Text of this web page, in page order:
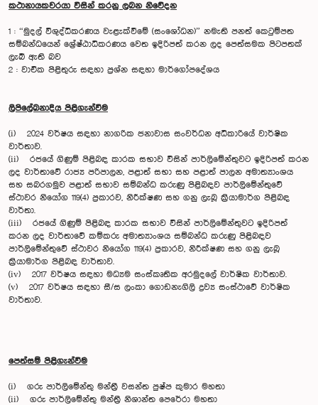
කථානායකවරයා විසින් කරනු ලබන නිවේදන
1 : “මුදල් විශුද්ධිකරණය වැළැක්වීමේ (සංශෝධන)” නමැති පනත් කෙටුම්පත
සම්බන්ධයෙන් ශ්‍රේෂ්ඨාධිකරණය වෙත ඉදිරිපත් කරන ලද පෙත්සමක පිටපතක්
ලැබී ඇති බව
2 : වාචික පිළිතුරු සඳහා ප්‍රශ්න සඳහා මාර්ගෝපදේශය
ලිපිලේඛනාදිය පිළිගැන්වීම
(i) 2024 වර්ෂය සඳහා නාගරික ජනාවාස සංවර්ධන අධිකාරියේ වාර්ෂික
වාර්තාව.
(ii) රජයේ ගිණුම් පිළිබඳ කාරක සභාව විසින් පාර්ලිමේන්තුවට ඉදිරිපත් කරන
ලද වාර්තාවේ රාජ්‍ය පරිපාලන, පළාත් සභා සහ පළාත් පාලන අමාත්‍යාංශය
සහ සබරගමුව පළාත් සභාව සම්බන්ධ කරුණු පිළිබඳව පාර්ලිමේන්තුවේ
ස්ථාවර නියෝග 119(4) ප්‍රකාරව, නිරීක්ෂණ සහ ගනු ලැබූ ක්‍රියාමාර්ග පිළිබඳ
වාර්තා.
(iii) රජයේ ගිණුම් පිළිබඳ කාරක සභාව විසින් පාර්ලිමේන්තුවට ඉදිරිපත්
කරන ලද වාර්තාවේ කම්කරු අමාත්‍යාංශය සම්බන්ධ කරුණු පිළිබඳව
පාර්ලිමේන්තුවේ ස්ථාවර නියෝග 119(4) ප්‍රකාරව, නිරීක්ෂණ සහ ගනු ලැබූ
ක්‍රියාමාර්ග පිළිබඳ වාර්තාව.
(iv) 2017 වර්ෂය සඳහා මධ්‍යම සංස්කෘතික අරමුදලේ වාර්ෂික වාර්තාව.
(v) 2017 වර්ෂය සඳහා සී/ස ලංකා ගොඩනැගිලි ද්‍රව්‍ය සංස්ථාවේ වාර්ෂික
වාර්තාව.
පෙත්සම් පිළිගැන්වීම
(i) ගරු පාර්ලිමේන්තු මන්ත්‍රී වසන්ත පුෂ්ප කුමාර මහතා
(ii) ගරු පාර්ලිමේන්තු මන්ත්‍රී නිශාන්ත පෙරේරා මහතා